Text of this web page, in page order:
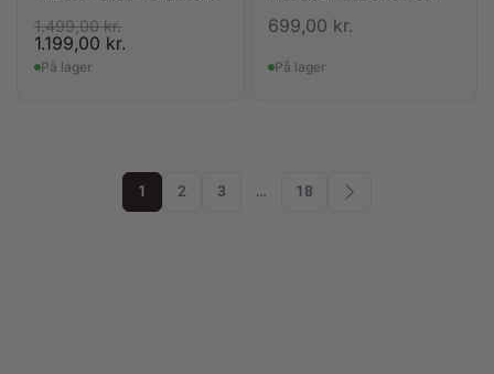
1.499,00kr.
1.199,00 kr.
På lager
699,00 kr.
På lager
1 2 3 … 18